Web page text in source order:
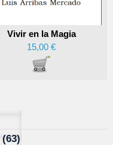
Vivir en la Magia
15,00 €
(63)